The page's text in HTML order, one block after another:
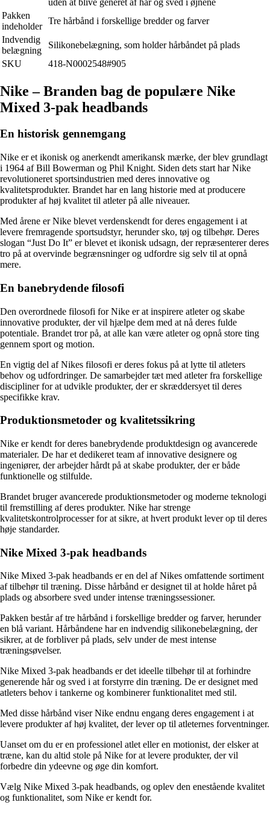
Pakken
indeholder
Tre hårbånd i forskellige bredder og farver
Indvendig
belægning
Silikonebelægning, som holder hårbåndet på plads
SKU
418-N0002548#905
Nike – Branden bag de populære Nike
Mixed 3-pak headbands
En historisk gennemgang
Nike er et ikonisk og anerkendt amerikansk mærke, der blev grundlagt
i 1964 af Bill Bowerman og Phil Knight. Siden dets start har Nike
revolutioneret sportsindustrien med deres innovative og
kvalitetsprodukter. Brandet har en lang historie med at producere
produkter af høj kvalitet til atleter på alle niveauer.
Med årene er Nike blevet verdenskendt for deres engagement i at
levere fremragende sportsudstyr, herunder sko, tøj og tilbehør. Deres
slogan “Just Do It” er blevet et ikonisk udsagn, der repræsenterer deres
tro på at overvinde begrænsninger og udfordre sig selv til at opnå
mere.
En banebrydende filosofi
Den overordnede filosofi for Nike er at inspirere atleter og skabe
innovative produkter, der vil hjælpe dem med at nå deres fulde
potentiale. Brandet tror på, at alle kan være atleter og opnå store ting
gennem sport og motion.
En vigtig del af Nikes filosofi er deres fokus på at lytte til atleters
behov og udfordringer. De samarbejder tæt med atleter fra forskellige
discipliner for at udvikle produkter, der er skræddersyet til deres
specifikke krav.
Produktionsmetoder og kvalitetssikring
Nike er kendt for deres banebrydende produktdesign og avancerede
materialer. De har et dedikeret team af innovative designere og
ingeniører, der arbejder hårdt på at skabe produkter, der er både
funktionelle og stilfulde.
Brandet bruger avancerede produktionsmetoder og moderne teknologi
til fremstilling af deres produkter. Nike har strenge
kvalitetskontrolprocesser for at sikre, at hvert produkt lever op til deres
høje standarder.
Nike Mixed 3-pak headbands
Nike Mixed 3-pak headbands er en del af Nikes omfattende sortiment
af tilbehør til træning. Disse hårbånd er designet til at holde håret på
plads og absorbere sved under intense træningssessioner.
Pakken består af tre hårbånd i forskellige bredder og farver, herunder
en blå variant. Hårbåndene har en indvendig silikonebelægning, der
sikrer, at de forbliver på plads, selv under de mest intense
træningsøvelser.
Nike Mixed 3-pak headbands er det ideelle tilbehør til at forhindre
generende hår og sved i at forstyrre din træning. De er designet med
atleters behov i tankerne og kombinerer funktionalitet med stil.
Med disse hårbånd viser Nike endnu engang deres engagement i at
levere produkter af høj kvalitet, der lever op til atleternes forventninger.
Uanset om du er en professionel atlet eller en motionist, der elsker at
træne, kan du altid stole på Nike for at levere produkter, der vil
forbedre din ydeevne og øge din komfort.
Vælg Nike Mixed 3-pak headbands, og oplev den enestående kvalitet
og funktionalitet, som Nike er kendt for.